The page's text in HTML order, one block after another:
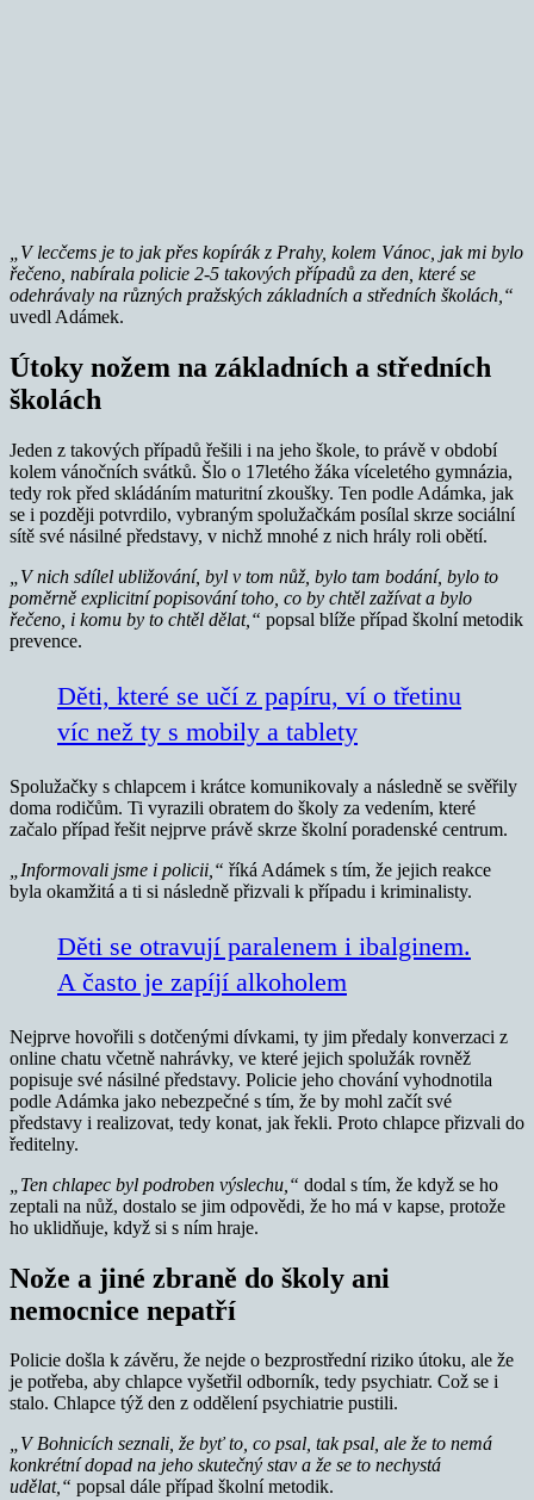
„V lecčems je to jak přes kopírák z Prahy, kolem Vánoc, jak mi bylo
řečeno, nabírala policie 2-5 takových případů za den, které se
odehrávaly na různých pražských základních a středních školách,“
uvedl Adámek.
Útoky nožem na základních a středních
školách
Jeden z takových případů řešili i na jeho škole, to právě v období
kolem vánočních svátků. Šlo o 17letého žáka víceletého gymnázia,
tedy rok před skládáním maturitní zkoušky. Ten podle Adámka, jak
se i později potvrdilo, vybraným spolužačkám posílal skrze sociální
sítě své násilné představy, v nichž mnohé z nich hrály roli obětí.
„V nich sdílel ubližování, byl v tom nůž, bylo tam bodání, bylo to
poměrně explicitní popisování toho, co by chtěl zažívat a bylo
řečeno, i komu by to chtěl dělat,“ popsal blíže případ školní metodik
prevence.
Děti, které se učí z papíru, ví o třetinu
víc než ty s mobily a tablety
Spolužačky s chlapcem i krátce komunikovaly a následně se svěřily
doma rodičům. Ti vyrazili obratem do školy za vedením, které
začalo případ řešit nejprve právě skrze školní poradenské centrum.
„Informovali jsme i policii,“ říká Adámek s tím, že jejich reakce
byla okamžitá a ti si následně přizvali k případu i kriminalisty.
Děti se otravují paralenem i ibalginem.
A často je zapíjí alkoholem
Nejprve hovořili s dotčenými dívkami, ty jim předaly konverzaci z
online chatu včetně nahrávky, ve které jejich spolužák rovněž
popisuje své násilné představy. Policie jeho chování vyhodnotila
podle Adámka jako nebezpečné s tím, že by mohl začít své
představy i realizovat, tedy konat, jak řekli. Proto chlapce přizvali do
ředitelny.
„Ten chlapec byl podroben výslechu,“ dodal s tím, že když se ho
zeptali na nůž, dostalo se jim odpovědi, že ho má v kapse, protože
ho uklidňuje, když si s ním hraje.
Nože a jiné zbraně do školy ani
nemocnice nepatří
Policie došla k závěru, že nejde o bezprostřední riziko útoku, ale že
je potřeba, aby chlapce vyšetřil odborník, tedy psychiatr. Což se i
stalo. Chlapce týž den z oddělení psychiatrie pustili.
„V Bohnicích seznali, že byť to, co psal, tak psal, ale že to nemá
konkrétní dopad na jeho skutečný stav a že se to nechystá
udělat,“ popsal dále případ školní metodik.